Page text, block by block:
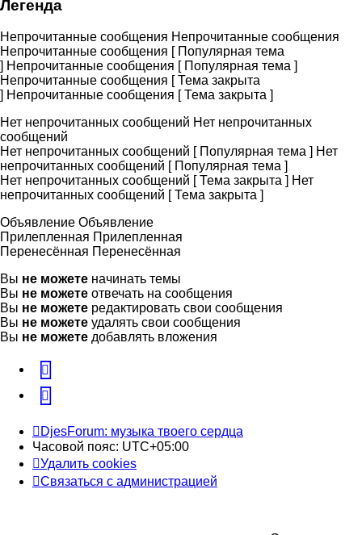
Легенда
Непрочитанные сообщения Непрочитанные сообщения
Непрочитанные сообщения [ Популярная тема
] Непрочитанные сообщения [ Популярная тема ]
Непрочитанные сообщения [ Тема закрыта
] Непрочитанные сообщения [ Тема закрыта ]
Нет непрочитанных сообщений Нет непрочитанных
сообщений
Нет непрочитанных сообщений [ Популярная тема ] Нет
непрочитанных сообщений [ Популярная тема ]
Нет непрочитанных сообщений [ Тема закрыта ] Нет
непрочитанных сообщений [ Тема закрыта ]
Объявление Объявление
Прилепленная Прилепленная
Перенесённая Перенесённая
Вы не можете начинать темы
Вы не можете отвечать на сообщения
Вы не можете редактировать свои сообщения
Вы не можете удалять свои сообщения
Вы не можете добавлять вложения
vk
Telegram
DjesForum: музыка твоего сердца
Часовой пояс: UTC+05:00
Удалить cookies
Связаться с администрацией